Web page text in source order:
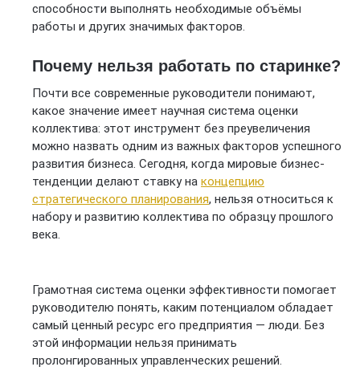
способности выполнять необходимые объёмы
работы и других значимых факторов.
Почему нельзя работать по старинке?
Почти все современные руководители понимают,
какое значение имеет научная система оценки
коллектива: этот инструмент без преувеличения
можно назвать одним из важных факторов успешного
развития бизнеса. Сегодня, когда мировые бизнес-
тенденции делают ставку на концепцию
стратегического планирования, нельзя относиться к
набору и развитию коллектива по образцу прошлого
века.
Грамотная система оценки эффективности помогает
руководителю понять, каким потенциалом обладает
самый ценный ресурс его предприятия — люди. Без
этой информации нельзя принимать
пролонгированных управленческих решений.